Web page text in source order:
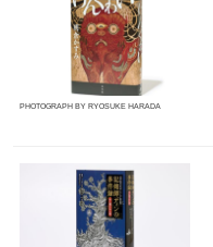
PHOTOGRAPH BY RYOSUKE HARADA